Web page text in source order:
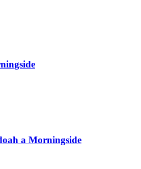
a Morningside